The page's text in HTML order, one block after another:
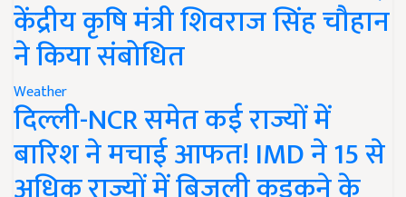
केंद्रीय कृषि मंत्री शिवराज सिंह चौहान
ने किया संबोधित
Weather
दिल्ली-NCR समेत कई राज्यों में
बारिश ने मचाई आफत! IMD ने 15 से